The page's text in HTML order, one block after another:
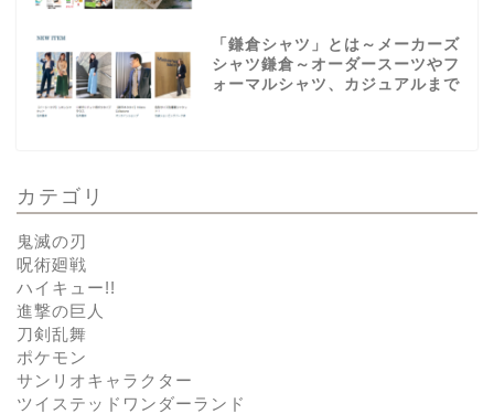
「鎌倉シャツ」とは～メーカーズ
シャツ鎌倉～オーダースーツやフ
ォーマルシャツ、カジュアルまで
カテゴリ
鬼滅の刃
呪術廻戦
ハイキュー!!
進撃の巨人
刀剣乱舞
ポケモン
サンリオキャラクター
ツイステッドワンダーランド